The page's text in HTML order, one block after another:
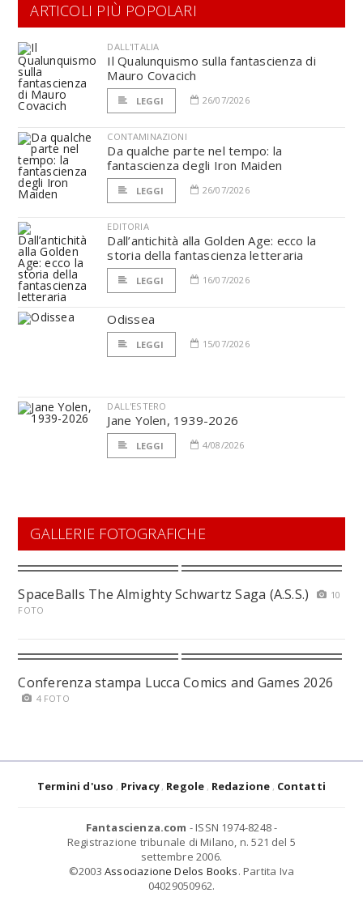
ARTICOLI PIÙ POPOLARI
DALL'ITALIA
Il Qualunquismo sulla fantascienza di
Mauro Covacich
LEGGI 26/07/2026
CONTAMINAZIONI
Da qualche parte nel tempo: la
fantascienza degli Iron Maiden
LEGGI 26/07/2026
EDITORIA
Dall’antichità alla Golden Age: ecco la
storia della fantascienza letteraria
LEGGI 16/07/2026
Odissea
LEGGI 15/07/2026
DALL'ESTERO
Jane Yolen, 1939-2026
LEGGI 4/08/2026
GALLERIE FOTOGRAFICHE
SpaceBalls The Almighty Schwartz Saga (A.S.S.)
10
FOTO
Conferenza stampa Lucca Comics and Games 2026
4 FOTO
Termini d'uso Privacy Regole Redazione Contatti
Fantascienza.com - ISSN 1974-8248 -
Registrazione tribunale di Milano, n. 521 del 5
settembre 2006.
©2003 Associazione Delos Books. Partita Iva
04029050962.